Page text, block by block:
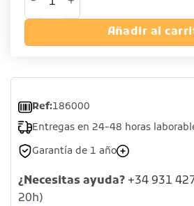
Añadir al
Ref:186000
Entregas en 24-48 horas
Garantía de 1 año
¿Necesitas ayuda? +34 931
20h)